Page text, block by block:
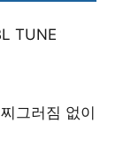
TUNE
그러짐 없이